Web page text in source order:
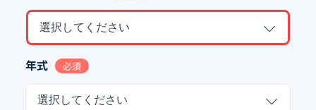
選択してください
年式 必須
選択してください